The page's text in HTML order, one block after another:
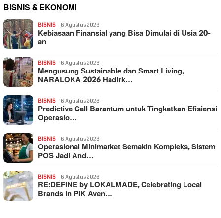
BISNIS & EKONOMI
BISNIS 6 Agustus 2026
Kebiasaan Finansial yang Bisa Dimulai di Usia 20-
an
BISNIS 6 Agustus 2026
Mengusung Sustainable dan Smart Living,
NARALOKA 2026 Hadirk…
BISNIS 6 Agustus 2026
Predictive Call Barantum untuk Tingkatkan Efisiensi
Operasio…
BISNIS 6 Agustus 2026
Operasional Minimarket Semakin Kompleks, Sistem
POS Jadi And…
BISNIS 6 Agustus 2026
RE:DEFINE by LOKALMADE, Celebrating Local
Brands in PIK Aven…